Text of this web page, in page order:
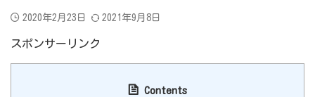
2020年2月23日 2021年9月8日
スポンサーリンク
Contents